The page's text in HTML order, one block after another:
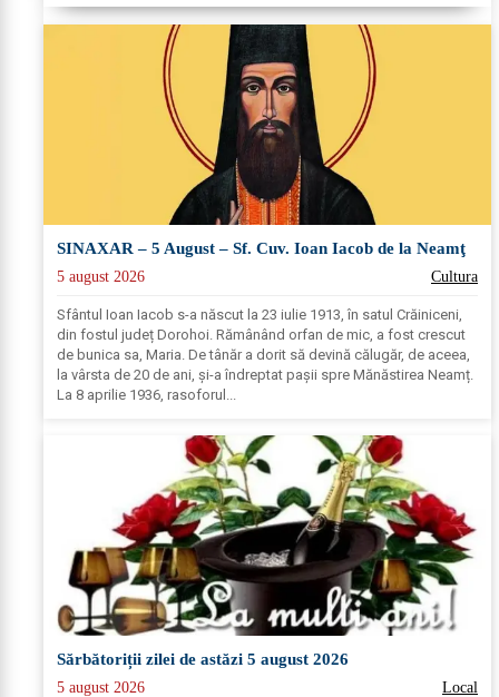
SINAXAR – 5 August – Sf. Cuv. Ioan Iacob de la Neamţ
5 august 2026 Cultura
Sfântul Ioan Iacob s-a născut la 23 iulie 1913, în satul Crăiniceni,
din fostul județ Dorohoi. Rămânând orfan de mic, a fost crescut
de bunica sa, Maria. De tânăr a dorit să devină călugăr, de aceea,
la vârsta de 20 de ani, și-a îndreptat pașii spre Mănăstirea Neamț.
La 8 aprilie 1936, rasoforul...
Sărbătoriții zilei de astăzi 5 august 2026
5 august 2026 Local